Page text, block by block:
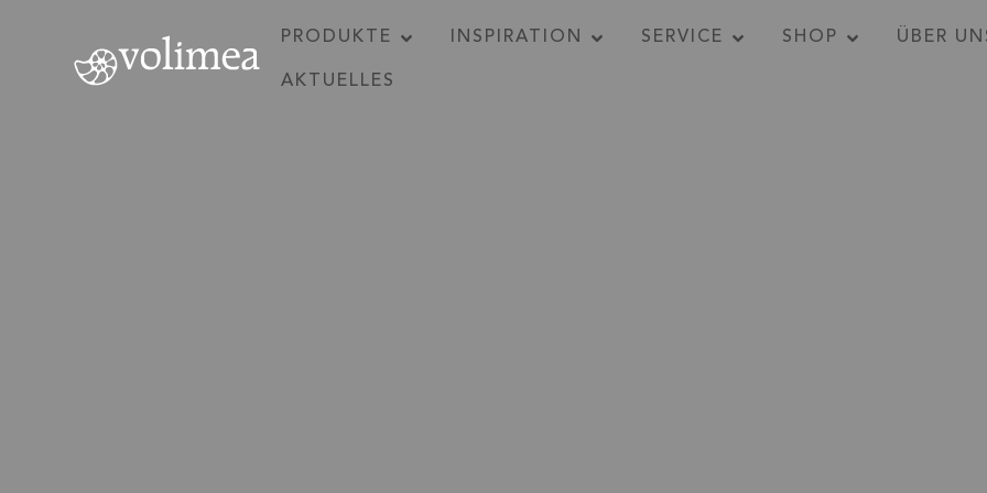
PRODUKTE INSPIRATION SERVICE SHOP ÜBER
AKTUELLES